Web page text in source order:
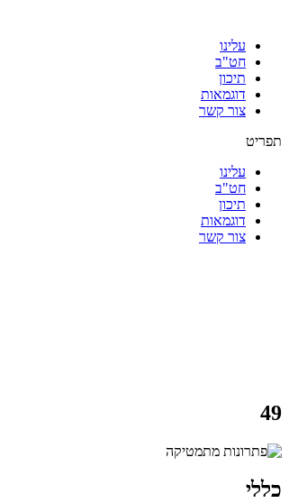
עלינו
חט"ב
תיכון
דוגמאות
צור קשר
תפריט
עלינו
חט"ב
תיכון
דוגמאות
צור קשר
49
כללי